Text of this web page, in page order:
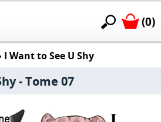
(0)
I Want to See U Shy
- Tome 07